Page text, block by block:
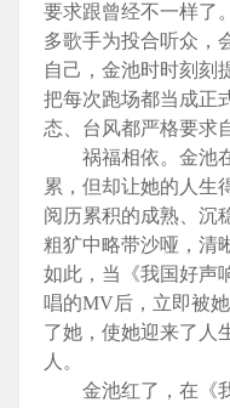
要求跟曾经不一样了
多歌手为投合听众，
自己，金池时时刻刻
把每次跑场都当成正
态、台风都严格要求
祸福相依。金池在
累，但却让她的人生
阅历累积的成熟、沉
粗犷中略带沙哑，清
如此，当《我国好声
唱的MV后，立即被
了她，使她迎来了人
人。
金池红了，在《我